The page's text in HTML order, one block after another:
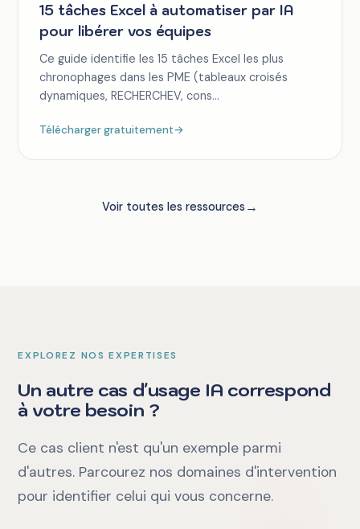
15 tâches Excel à automatiser par IA
pour libérer vos équipes
Ce guide identifie les 15 tâches Excel les plus
chronophages dans les PME (tableaux croisés
dynamiques, RECHERCHEV, cons...
Télécharger gratuitement→
Voir toutes les ressources→
EXPLOREZ NOS EXPERTISES
Un autre cas d'usage IA correspond
à votre besoin ?
Ce cas client n'est qu'un exemple parmi
d'autres. Parcourez nos domaines d'intervention
pour identifier celui qui vous concerne.